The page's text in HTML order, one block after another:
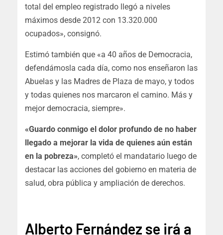
total del empleo registrado llegó a niveles
máximos desde 2012 con 13.320.000
ocupados», consignó.
Estimó también que «a 40 años de Democracia,
defendámosla cada día, como nos enseñaron las
Abuelas y las Madres de Plaza de mayo, y todos
y todas quienes nos marcaron el camino. Más y
mejor democracia, siempre».
«Guardo conmigo el dolor profundo de no haber
llegado a mejorar la vida de quienes aún están
en la pobreza», completó el mandatario luego de
destacar las acciones del gobierno en materia de
salud, obra pública y ampliación de derechos.
Alberto Fernández se irá a